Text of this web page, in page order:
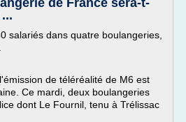
de France sera-t-
salariés dans quatre boulangeries,
de téléréalité de M6 est
Ce mardi, deux boulangeries
dont Le Fournil, tenu à Trélissac